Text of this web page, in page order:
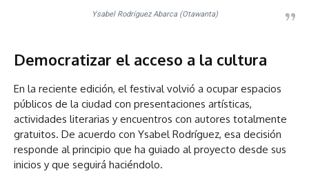
Ysabel Rodríguez Abarca (Otawanta)
Democratizar el acceso a la cultura
En la reciente edición, el festival volvió a ocupar espacios
públicos de la ciudad con presentaciones artísticas,
actividades literarias y encuentros con autores totalmente
gratuitos. De acuerdo con Ysabel Rodríguez, esa decisión
responde al principio que ha guiado al proyecto desde sus
inicios y que seguirá haciéndolo.